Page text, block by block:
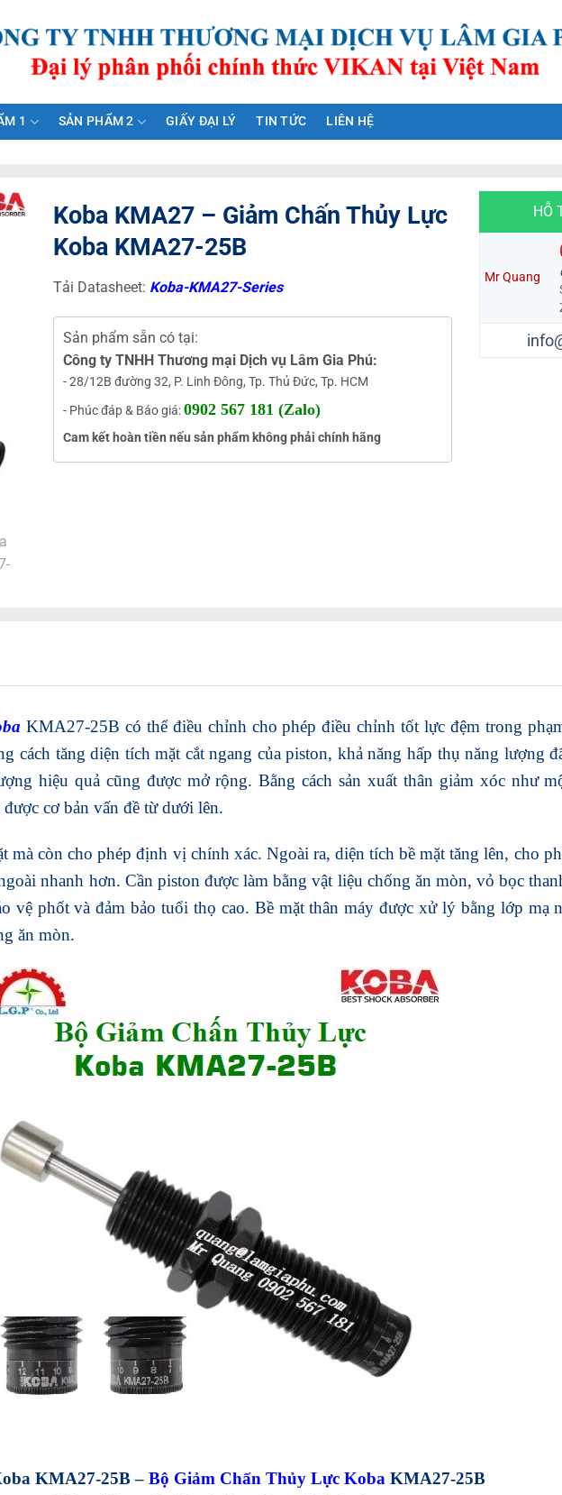
1 SẢN PHẨM 2 GIẤY ĐẠI LÝ TIN TỨC LIÊN HỆ
Koba KMA27 – Giảm Chấn Thủy Lực
Koba KMA27-25B
Tải Datasheet: Koba-KMA27-Series
Sản phẩm sẵn có tại:
Công ty TNHH Thương mại Dịch vụ Lâm Gia Phú:
- 28/12B đường 32, P. Linh Đông, Tp. Thủ Đức, Tp. HCM
- Phúc đáp & Báo giá:0902 567 181 (Zalo)
Cam kết hoàn tiền nếu sản phẩm không phải chính hãng
HỖ
Mr Quang
KMA27-25B có thể điều chỉnh cho phép điều chỉnh tốt lực đệm trong
cách tăng diện tích mặt cắt ngang của piston, khả năng hấp thụ năng lượng
hiệu quả cũng được mở rộng. Bằng cách sản xuất thân giảm xóc như
cơ bản vấn đề từ dưới lên.
mà còn cho phép định vị chính xác. Ngoài ra, diện tích bề mặt tăng lên, cho
nhanh hơn. Cần piston được làm bằng vật liệu chống ăn mòn, vỏ bọc
vệ phốt và đảm bảo tuổi thọ cao. Bề mặt thân máy được xử lý bằng lớp mạ
ăn mòn.
KMA27-25B– Bộ Giảm Chấn Thủy Lực Koba KMA27-25B